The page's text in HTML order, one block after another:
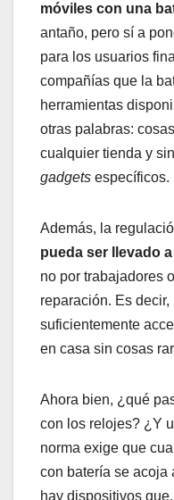
móviles con una
antaño, pero sí a
para los usuarios
compañías que la
herramientas
otras palabras:
cualquier tienda y
gadgets específicos.
Además, la
pueda ser llevado
no por trabajadores
reparación. Es
suficientemente
en casa sin cosas
Ahora bien, ¿qué
con los relojes? ¿Y
norma exige que
con batería se acoja
hay dispositivos